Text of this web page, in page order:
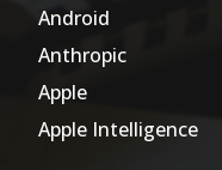
Android
Anthropic
Apple
Apple Intelligence